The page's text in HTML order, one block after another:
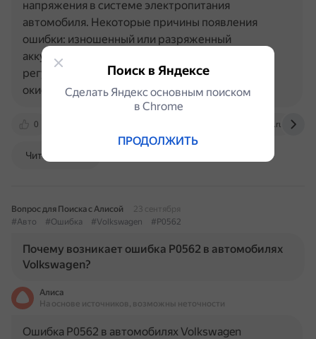
0 dzen.ru
напряжения в системе электропитания
автомобиля. Некоторые причины появления
ошибки: изношенный или разряженный
аккумулятор; повреждён генератор или его
регулятор напряжения; незакреплённые или
окислившиеся…
Читать далее
Вопрос для Поиска с Алисой
23 сентября
#Авто
#Ошибка #Volkswagen #P0562
Почему возникает ошибка P0562 в автомобилях
Volkswagen?
Алиса
На основе источников, возможны неточности
Ошибка P0562 в автомобилях Volkswagen
Поиск в Яндексе
Сделать Яндекс основным поиском
в Сhrome
ПРОДОЛЖИТЬ